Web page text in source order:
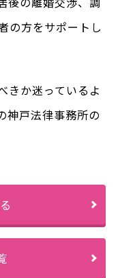
の方をサポートし
きか迷っているよ
神戸法律事務所の